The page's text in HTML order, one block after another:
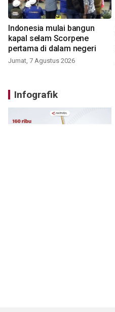
Indonesia mulai bangun
kapal selam Scorpene
pertama di dalam negeri
Jumat, 7 Agustus 2026
Infografik